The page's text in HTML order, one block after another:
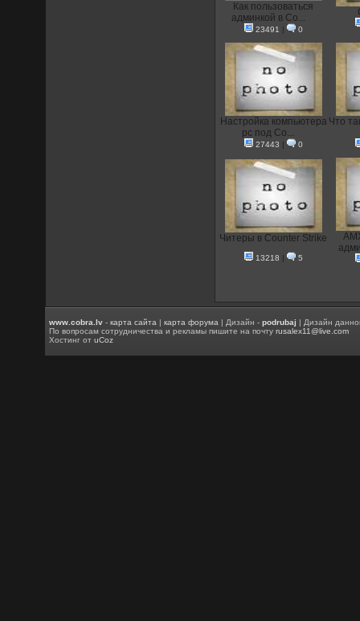
Как пользоваться
админкой в Co...
23491 | 0
Настройка компьютера
pc под Co...
27443 | 0
Что
Читеры в Counter Strike
13218 | 5
www.cobra.lv -карта сайта |карта форума | Дизайн -podrubaj | Дизайн
По вопросам сотрудничества и рекламы пишите на почтуrusalex11@live.com
Хостинг отuCoz